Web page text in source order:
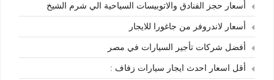
أسعار حجز الفنادق والاتوبيسات السياحية الي شرم الشيخ
أسعار لاندروفر من جاغورا للايجار
أفضل شركات تأجير السيارات في مصر
أقل اسعار احدث ايجار سيارات زفاف :